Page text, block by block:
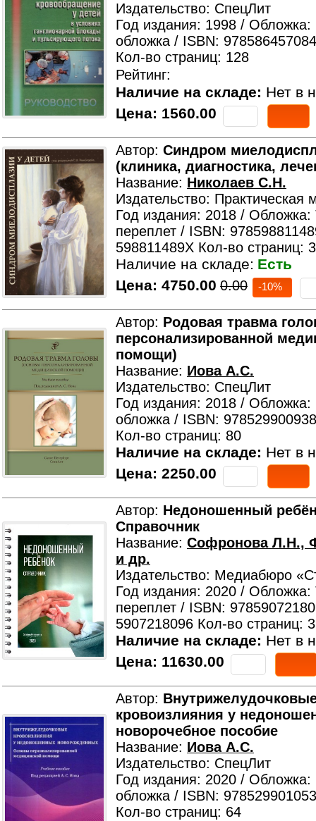
Издательство: СпецЛит
Год издания: 1998 / Обложка:
обложка / ISBN:
Кол-во страниц: 128
Рейтинг:
Наличие на складе: Нет в
Цена: 1560.00
Автор: Синдром
(клиника, диагностика,
Название: Николаев С.Н.
Издательство: Практическая
Год издания: 2018 /
переплет / ISBN:
598811489X Кол-во страниц:
Наличие на складе: Есть
Цена: 4750.00 0.00 -10%
Автор: Родовая травма
персонализированной
помощи)
Название: Иова А.С.
Издательство: СпецЛит
Год издания: 2018 / Обложка:
обложка / ISBN:
Кол-во страниц: 80
Наличие на складе: Нет в
Цена: 2250.00
Автор: Недоношенный
Справочник
Название: Софронова Л.Н.,
и др.
Издательство: Медиабюро
Год издания: 2020 /
переплет / ISBN:
5907218096 Кол-во страниц:
Наличие на складе: Нет в
Цена: 11630.00
Автор:
кровоизлияния у
новорочебное пособие
Название: Иова А.С.
Издательство: СпецЛит
Год издания: 2020 / Обложка:
обложка / ISBN:
Кол-во страниц: 64